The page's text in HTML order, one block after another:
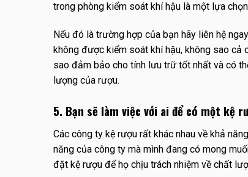
trong phòng kiểm soát khí hậu là một lựa
Nếu đó là trường hợp của bạn hãy liên hệ
không được kiểm soát khí hậu, không sao cả
sao đảm bảo cho tính lưu trữ tốt nhất và có
lượng của rượu.
5. Bạn sẽ làm việc với ai để có một kệ
Các công ty kệ rượu rất khác nhau về khả
năng của công ty mà mình đang có mong
đặt kệ rượu để họ chịu trách nhiệm về chất